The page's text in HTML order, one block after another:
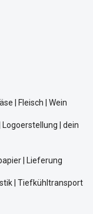
| Fleisch | Wein
| dein
| Lieferung
| Tiefkühltransport